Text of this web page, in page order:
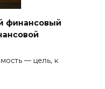
финансовый
— цель, к